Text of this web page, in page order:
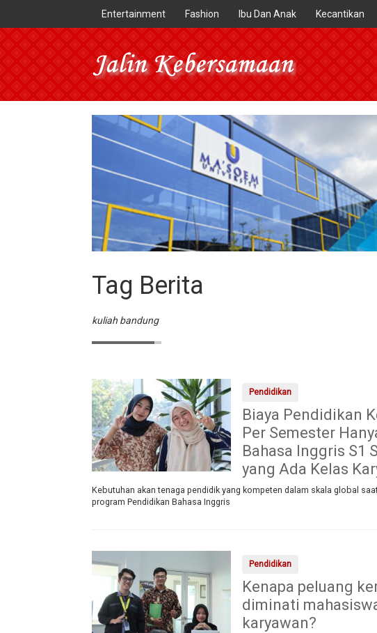
Entertainment Fashion Ibu Dan Anak Kecantikan
Tag Berita
kuliah bandung
Pendidikan
Biaya Pendidikan
Per Semester
Bahasa Inggris S1
yang Ada Kelas
Kebutuhan akan tenaga pendidik yang kompeten dalam skala global
program Pendidikan Bahasa Inggris
Pendidikan
Kenapa peluang
diminati
karyawan?